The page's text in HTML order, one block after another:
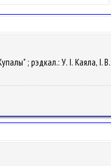
; рэдкал.: У. I. Каяла, І.